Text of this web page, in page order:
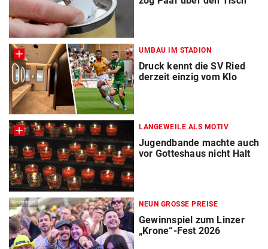
UMBAU IM STADION
Druck kennt die SV Ried
derzeit einzig vom Klo
LANGEWEILE ALS MOTIV
Jugendbande machte auch
vor Gotteshaus nicht Halt
Gesponsert NEUN GROSSE PREISE
Gewinnspiel zum Linzer
„Krone“-Fest 2026